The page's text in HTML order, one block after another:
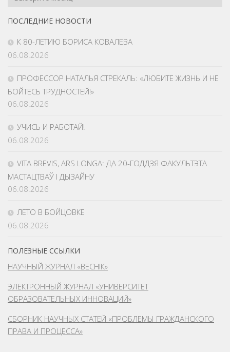
Номеров
ПОСЛЕДНИЕ НОВОСТИ
К 80-ЛЕТИЮ БОРИСА КОВАЛЕВА
06.08.2026
ПРОФЕССОР НАТАЛЬЯ СТРЕКАЛЬ: «ЛЮБИТЕ ЖИЗНЬ И НЕ
БОЙТЕСЬ ТРУДНОСТЕЙ!»
06.08.2026
УЧИСЬ И РАБОТАЙ!
06.08.2026
VITA BREVIS, ARS LONGA: ДА 20-ГОДДЗЯ ФАКУЛЬТЭТА
МАСТАЦТВАЎ І ДЫЗАЙНУ
06.08.2026
ЛЕТО В БОЙЦОВКЕ
06.08.2026
ПОЛЕЗНЫЕ ССЫЛКИ
НАУЧНЫЙ ЖУРНАЛ «ВЕСНІК»
ЭЛЕКТРОННЫЙ ЖУРНАЛ «УНИВЕРСИТЕТ
ОБРАЗОВАТЕЛЬНЫХ ИННОВАЦИЙ»
СБОРНИК НАУЧНЫХ СТАТЕЙ «ПРОБЛЕМЫ ГРАЖДАНСКОГО
ПРАВА И ПРОЦЕССА»